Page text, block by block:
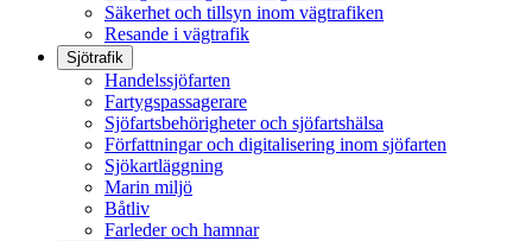
Säkerhet och tillsyn inom vägtrafiken
Resande i vägtrafik
Sjötrafik
Handelssjöfarten
Fartygspassagerare
Sjöfartsbehörigheter och sjöfartshälsa
Författningar och digitalisering inom sjöfarten
Sjökartläggning
Marin miljö
Båtliv
Farleder och hamnar